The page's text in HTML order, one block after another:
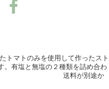
トマトのみを使用して作ったスト
。有塩と無塩の２種類を詰め合わ
各5本。 送料が別途か